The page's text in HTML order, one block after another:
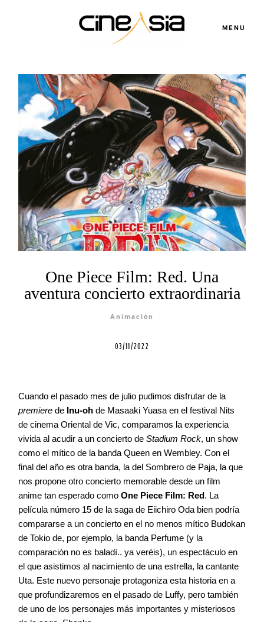
MENU
One Piece Film: Red. Una
aventura concierto extraordinaria
Animación
03/11/2022
Cuando el pasado mes de julio pudimos disfrutar de la
premiere de Inu-oh de Masaaki Yuasa en el festival Nits
de cinema Oriental de Vic, comparamos la experiencia
vivida al acudir a un concierto de Stadium Rock, un show
como el mítico de la banda Queen en Wembley. Con el
final del año es otra banda, la del Sombrero de Paja, la que
nos propone otro concierto memorable desde un film
anime tan esperado como One Piece Film: Red. La
película número 15 de la saga de Eiichiro Oda bien podría
compararse a un concierto en el no menos mítico Budokan
de Tokio de, por ejemplo, la banda Perfume (y la
comparación no es baladí.. ya veréis), un espectáculo en
el que asistimos al nacimiento de una estrella, la cantante
Uta. Este nuevo personaje protagoniza esta historia en a
que profundizaremos en el pasado de Luffy, pero también
de uno de los personajes más importantes y misteriosos
Servicios
Equipo
Agenda
©2026 COPYRIGHT FLOTHEMES